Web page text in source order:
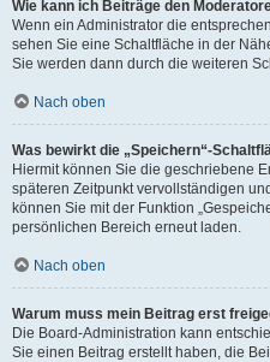
Wie kann ich Beiträge den
Wenn ein Administrator die
sehen Sie eine Schaltfläche in der
Sie werden dann durch die weiteren
Nach oben
Was bewirkt die „Speichern“-
Hiermit können Sie die geschriebene
späteren Zeitpunkt vervollständigen
können Sie mit der Funktion
persönlichen Bereich erneut laden.
Nach oben
Warum muss mein Beitrag erst
Die Board-Administration kann
Sie einen Beitrag erstellt haben, die